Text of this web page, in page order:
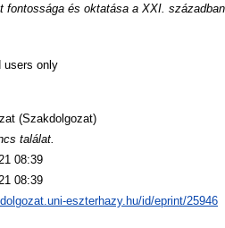
fontossága és oktatása a XXI.
users only
(Szakdolgozat)
találat.
08:39
08:39
eszterhazy.hu/id/eprint/25946